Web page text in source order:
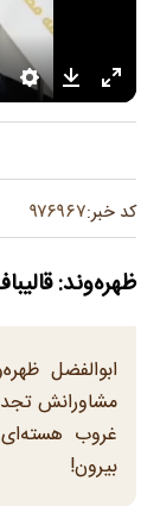
کد خبر:۹۷۶۹۶۷
ظهره‌وند:
ابوالفضل
مشاورانش
غروب هسته‌ای
بیرون!